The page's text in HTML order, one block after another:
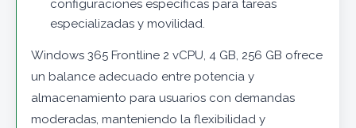
configuraciones específicas para tareas
especializadas y movilidad.
Windows 365 Frontline 2 vCPU, 4 GB, 256 GB ofrece
un balance adecuado entre potencia y
almacenamiento para usuarios con demandas
moderadas, manteniendo la flexibilidad y